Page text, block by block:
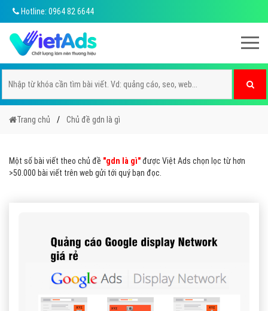
Hotline: 0964 82 6644
Trang chủ Chủ đề gdn là gì
Một số bài viết theo chủ đề "gdn là gì"được Việt Ads chọn lọc từ hơn
>50.000 bài viết trên web gửi tới quý bạn đọc.